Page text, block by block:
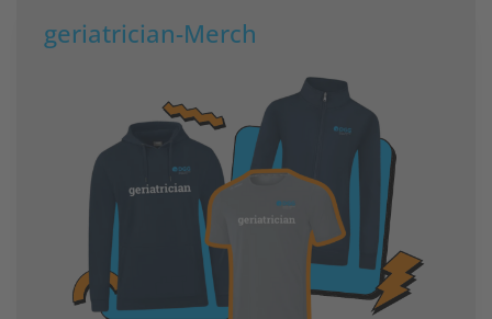
geriatrician-Merch